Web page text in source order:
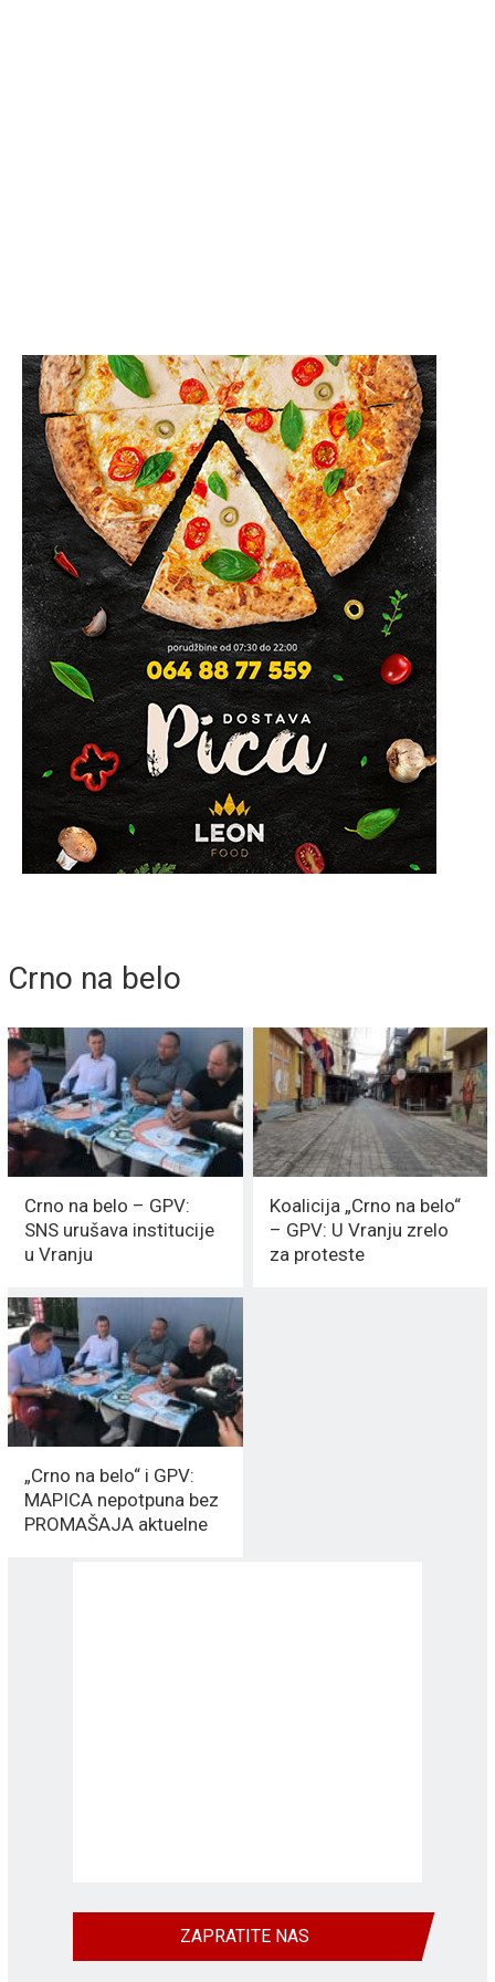
Crno na belo
Crno na belo – GPV:
SNS urušava institucije
u Vranju
Koalicija „Crno na belo“
– GPV: U Vranju zrelo
za proteste
„Crno na belo“ i GPV:
MAPICA nepotpuna bez
PROMAŠAJA aktuelne
ZAPRATITE NAS